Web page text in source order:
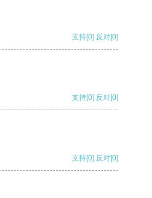
支持[0] 反对[0]
支持[0] 反对[0]
支持[0] 反对[0]